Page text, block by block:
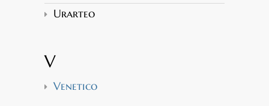
Urarteo
V
Venetico